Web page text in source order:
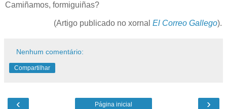
Camiñamos, formiguiñas?
(Artigo publicado no xornal El Correo Gallego).
Nenhum comentário:
Compartilhar
‹ ›
Página inicial